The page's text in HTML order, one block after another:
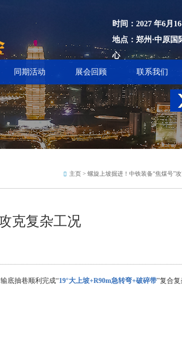
时间：2027 年6月
地点：郑州·中原国
心
同期活动 展会回顾 联系我们
主页 > 螺旋上坡掘进！中铁装备“焦煤号”攻
克复杂工况
底抽巷顺利完成“19°大上坡+R90m急转弯+破碎带”复合